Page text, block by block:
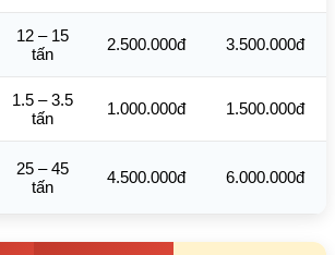
12 – 15
tấn
2.500.000đ 3.500.000đ
1.5 – 3.5
tấn
1.000.000đ 1.500.000đ
25 – 45
tấn
4.500.000đ 6.000.000đ